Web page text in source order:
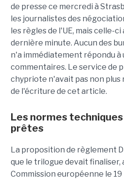
de presse ce mercredi à
les journalistes des
les règles de l'UE, mais celle-
dernière minute. Aucun des
n'a immédiatement répondu à
commentaires. Le service de
chypriote n'avait pas non plus
de l'écriture de cet article.
Les normes
prêtes
La proposition de règlement
que le trilogue devait finaliser,
Commission européenne le